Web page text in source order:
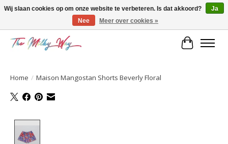
Home / Maison Mangostan Shorts Beverly Floral
Wij slaan cookies op om onze website te verbeteren. Is dat akkoord?
Ja
Nee
Meer over cookies »